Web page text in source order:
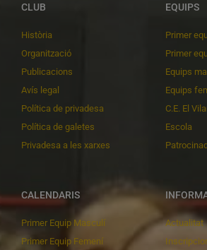
CLUB
Història
Organització
Publicacions
Avís legal
Política de privadesa
Política de galetes
Privadesa a les xarxes
EQUIPS
Primer
Primer
Equips
Equips
C.E. El
Escola
CALENDARIS
Primer Equip Masculí
Primer Equip Femení
Actualitat